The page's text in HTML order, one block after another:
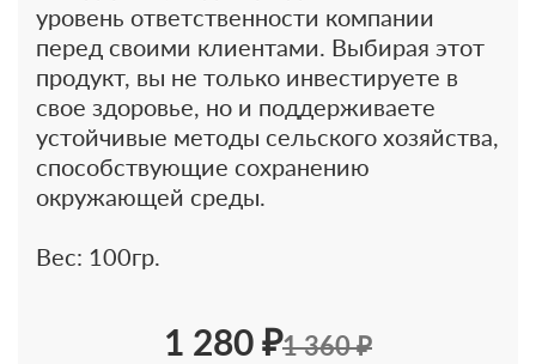
уровень ответственности компании
перед своими клиентами. Выбирая этот
продукт, вы не только инвестируете в
свое здоровье, но и поддерживаете
устойчивые методы сельского хозяйства,
способствующие сохранению
окружающей среды.
Вес: 100гр.
1 280 ₽1 360 ₽